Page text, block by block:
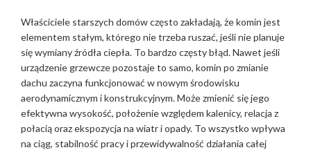
T
M
A
N
E
I
N
E
T
Właściciele starszych domów często zakładają, że komin jest
elementem stałym, którego nie trzeba ruszać, jeśli nie planuje
się wymiany źródła ciepła. To bardzo częsty błąd. Nawet jeśli
urządzenie grzewcze pozostaje to samo, komin po zmianie
dachu zaczyna funkcjonować w nowym środowisku
aerodynamicznym i konstrukcyjnym. Może zmienić się jego
efektywna wysokość, położenie względem kalenicy, relacja z
połacią oraz ekspozycja na wiatr i opady. To wszystko wpływa
na ciąg, stabilność pracy i przewidywalność działania całej